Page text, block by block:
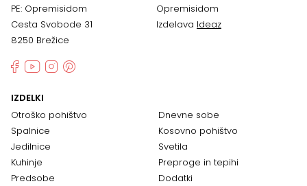
PE: Opremisidom
Cesta Svobode 31
8250 Brežice
Opremisidom
Izdelava Ideaz
IZDELKI
Otroško pohištvo
Spalnice
Jedilnice
Kuhinje
Predsobe
Dnevne sobe
Kosovno pohištvo
Svetila
Preproge in tepihi
Dodatki